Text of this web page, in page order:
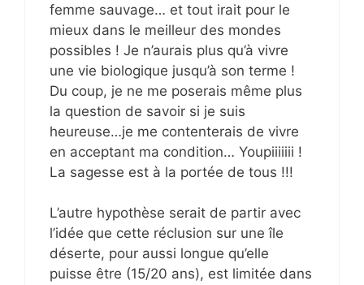
femme sauvage… et tout irait pour le
mieux dans le meilleur des mondes
possibles ! Je n’aurais plus qu’à vivre
une vie biologique jusqu’à son terme !
Du coup, je ne me poserais même plus
la question de savoir si je suis
heureuse…je me contenterais de vivre
en acceptant ma condition… Youpiiiiiii !
La sagesse est à la portée de tous !!!
L’autre hypothèse serait de partir avec
l’idée que cette réclusion sur une île
déserte, pour aussi longue qu’elle
puisse être (15/20 ans), est limitée dans